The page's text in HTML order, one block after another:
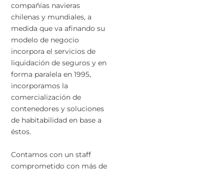
compañías navieras
chilenas y mundiales, a
medida que va afinando su
modelo de negocio
incorpora el servicios de
liquidación de seguros y en
forma paralela en 1995,
incorporamos la
comercialización de
contenedores y soluciones
de habitabilidad en base a
éstos.
Contamos con un staff
comprometido con más de